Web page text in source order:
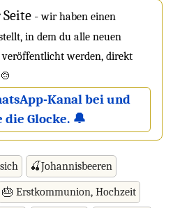
-wir haben einen
in dem du alle neuen
veröffentlicht werden, direkt
Kanal bei und
Glocke. 🔔
🍒Johannisbeeren
🎂 Erstkommunion, Hochzeit